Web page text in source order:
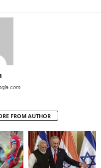
FROM AUTHOR